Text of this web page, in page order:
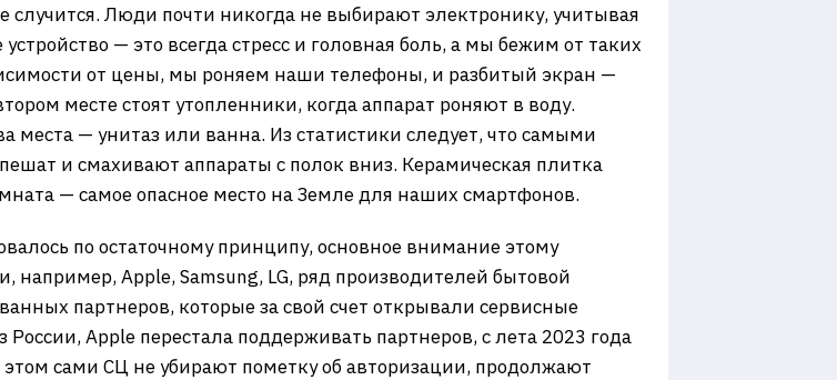
случится. Люди почти никогда не выбирают электронику, учитывая
— это всегда стресс и головная боль, а мы бежим от таких
от цены, мы роняем наши телефоны, и разбитый экран —
месте стоят утопленники, когда аппарат роняют в воду.
— унитаз или ванна. Из статистики следует, что самыми
и смахивают аппараты с полок вниз. Керамическая плитка
— самое опасное место на Земле для наших смартфонов.
по остаточному принципу, основное внимание этому
Apple, Samsung, LG, ряд производителей бытовой
партнеров, которые за свой счет открывали сервисные
Apple перестала поддерживать партнеров, с лета 2023 года
сами СЦ не убирают пометку об авторизации, продолжают